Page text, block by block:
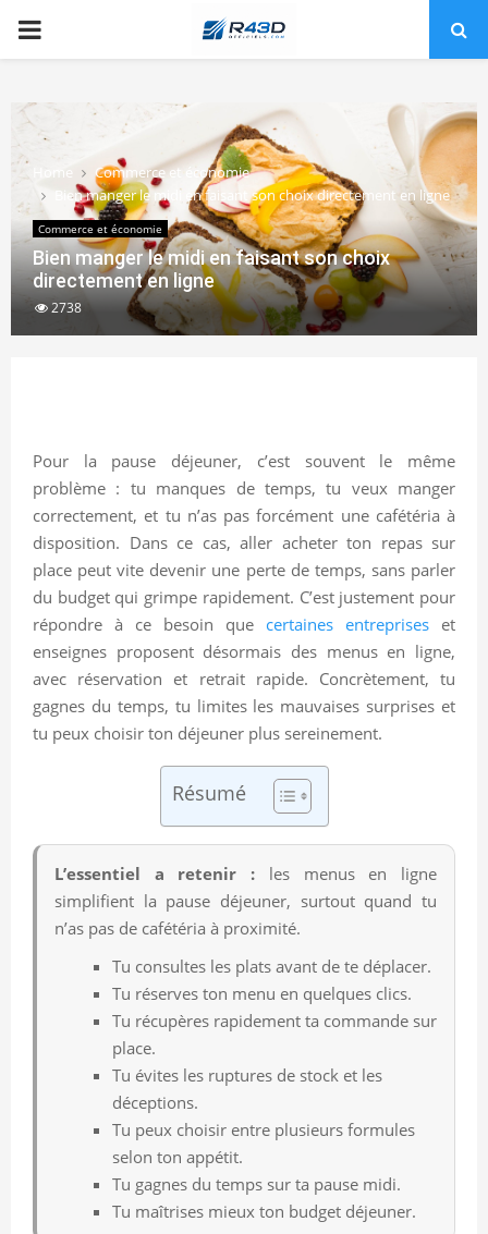
PRIMARY
Home
Commerce et économie
Bien manger le midi en faisant son choix directement en ligne
Commerce et économie
Bien manger le midi en faisant son choix
directement en ligne
2738
Pour la pause déjeuner, c’est souvent le même
problème : tu manques de temps, tu veux manger
correctement, et tu n’as pas forcément une cafétéria à
disposition. Dans ce cas, aller acheter ton repas sur
place peut vite devenir une perte de temps, sans parler
du budget qui grimpe rapidement. C’est justement pour
répondre à ce besoin que certaines entreprises et
enseignes proposent désormais des menus en ligne,
avec réservation et retrait rapide. Concrètement, tu
gagnes du temps, tu limites les mauvaises surprises et
tu peux choisir ton déjeuner plus sereinement.
Résumé
L’essentiel a retenir : les menus en ligne
simplifient la pause déjeuner, surtout quand tu
n’as pas de cafétéria à proximité.
Tu consultes les plats avant de te déplacer.
Tu réserves ton menu en quelques clics.
Tu récupères rapidement ta commande sur
place.
Tu évites les ruptures de stock et les
déceptions.
Tu peux choisir entre plusieurs formules
selon ton appétit.
Tu gagnes du temps sur ta pause midi.
Tu maîtrises mieux ton budget déjeuner.